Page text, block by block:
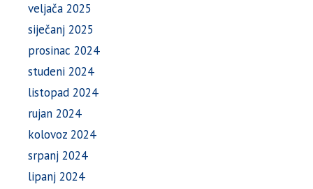
veljača 2025
siječanj 2025
prosinac 2024
studeni 2024
listopad 2024
rujan 2024
kolovoz 2024
srpanj 2024
lipanj 2024